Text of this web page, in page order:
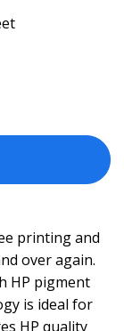
printing and
over again.
HP pigment
is ideal for
HP quality